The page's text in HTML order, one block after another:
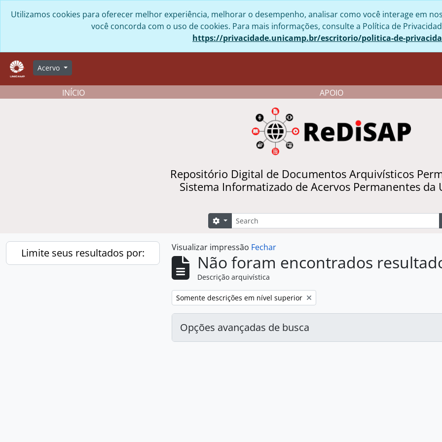
Utilizamos cookies para oferecer melhor experiência, melhorar o desempenho, analisar como você interage em
você concorda com o uso de cookies. Para mais informações, consulte a Política de
https://privacidade.unicamp.br/escritorio/politica-de-
Acervo
INÍCIO APOIO
Repositório Digital de Documentos Arquivísticos
Sistema Informatizado de Acervos Permanentes da
Buscar
Opções de busca
Limite seus resultados por: Visualizar impressão Fechar
Não foram encontrados
Descrição arquivística
Remover filtro:
Somente descrições em nível superior
Opções avançadas de busca